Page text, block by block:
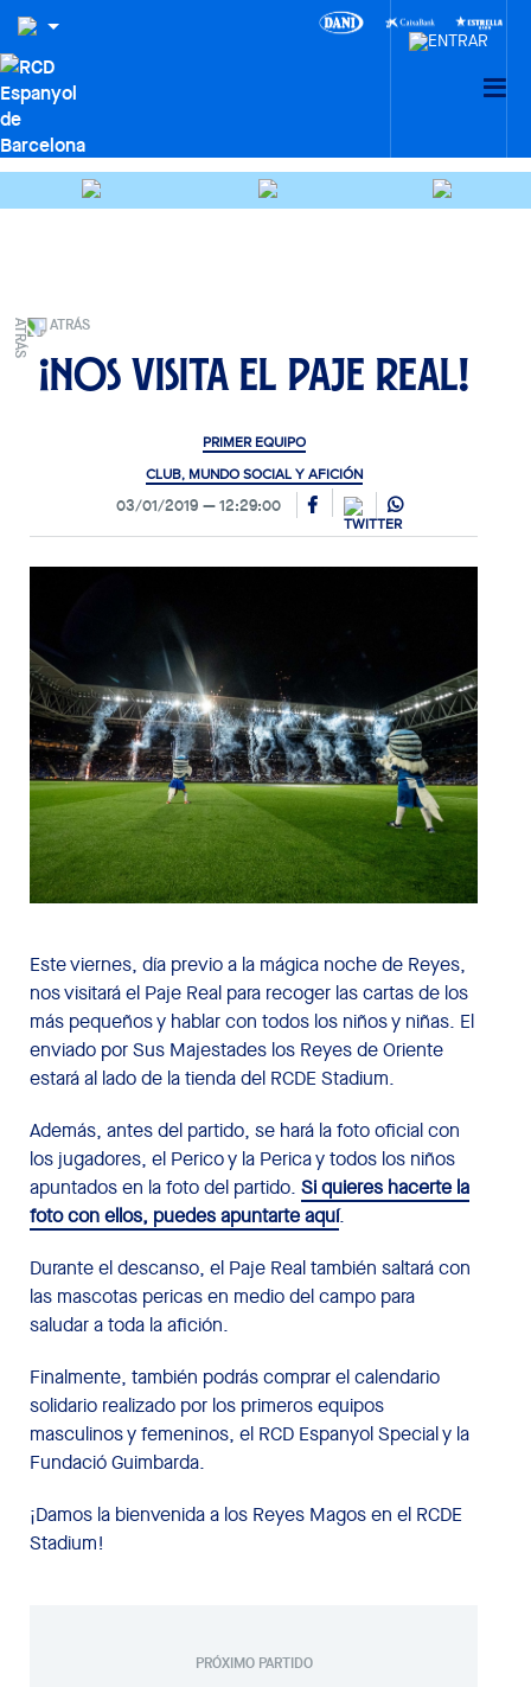
ATRÁS
¡Nos visita el Paje Real!
PRIMER EQUIPO
CLUB, MUNDO SOCIAL Y AFICIÓN
03/01/2019 12:29:00
Este viernes, día previo a la mágica noche de Reyes,
nos visitará el Paje Real para recoger las cartas de los
más pequeños y hablar con todos los niños y niñas. El
enviado por Sus Majestades los Reyes de Oriente
estará al lado de la tienda del RCDE Stadium.
Además, antes del partido, se hará la foto oficial con
los jugadores, el Perico y la Perica y todos los niños
apuntados en la foto del partido. Si quieres hacerte la
foto con ellos, puedes apuntarte aquí.
Durante el descanso, el Paje Real también saltará con
las mascotas pericas en medio del campo para
saludar a toda la afición.
Finalmente, también podrás comprar el calendario
solidario realizado por los primeros equipos
masculinos y femeninos, el RCD Espanyol Special y la
Fundació Guimbarda.
¡Damos la bienvenida a los Reyes Magos en el RCDE
Stadium!
PRÓXIMO PARTIDO